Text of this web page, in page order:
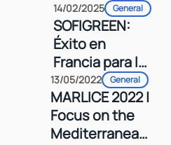
14/02/2025 General
SOFIGREEN:
Éxito en
Francia para la
Transición
Verde de las
Empresas
Sociales
13/05/2022 General
MARLICE 2022 |
Focus on the
Mediterranean: